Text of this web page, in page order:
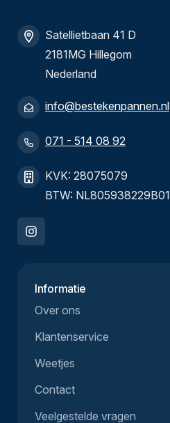
Satellietbaan 41 D
2181MG Hillegom
Nederland
info@bestekenpannen.nl
071 - 514 08 92
KVK: 28075079
BTW: NL805938229B01
Informatie
Over ons
Klantenservice
Weetjes
Contact
Veelgestelde vragen